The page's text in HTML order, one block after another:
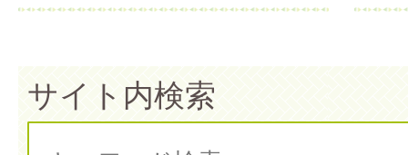
サイト内検索